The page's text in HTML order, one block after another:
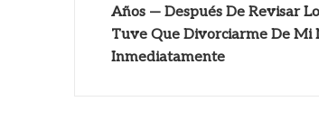
Años — Después De Revisar
Tuve Que Divorciarme De Mi
Inmediatamente